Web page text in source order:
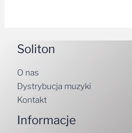
Soliton
O nas
Dystrybucja muzyki
Kontakt
Informacje